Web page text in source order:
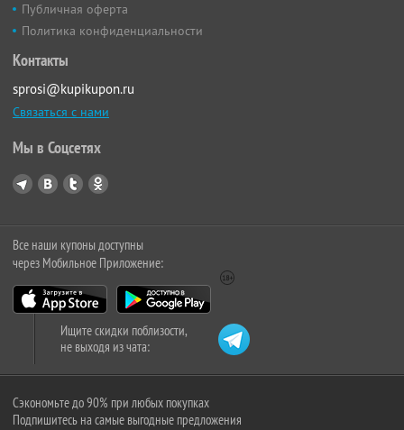
Публичная оферта
Политика конфиденциальности
Контакты
sprosi@kupikupon.ru
Связаться с нами
Мы в Соцсетях
Все наши купоны доступны
через Мобильное Приложение:
Ищите скидки поблизости,
не выходя из чата:
Сэкономьте до 90% при любых покупках
Подпишитесь на самые выгодные предложения